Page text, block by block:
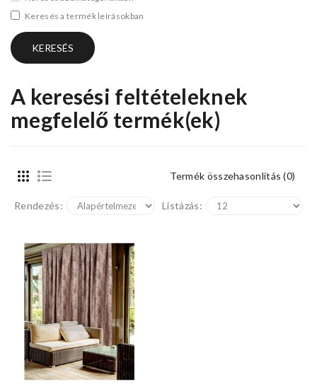
Keresés a termék leírásokban
A keresési feltételeknek
megfelelő termék(ek)
Termék összehasonlítás (0)
Rendezés: Listázás: